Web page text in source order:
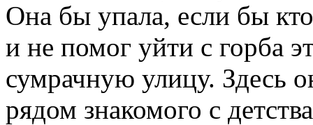
Она бы упала, если бы
и не помог уйти с горба
сумрачную улицу. Здесь
рядом знакомого с